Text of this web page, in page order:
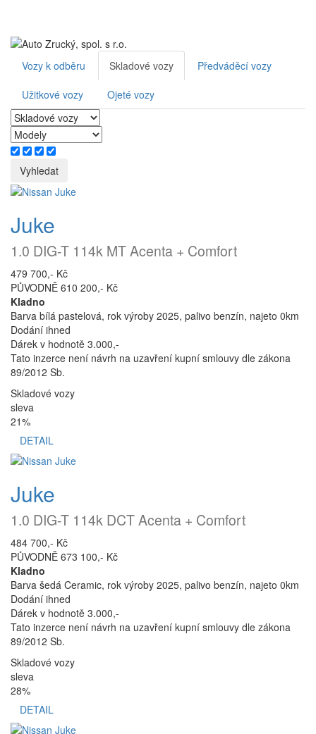
Vozy k odběru Skladové vozy Předváděcí vozy
Užitkové vozy Ojeté vozy
Juke
1.0 DIG-T 114k MT Acenta + Comfort
479 700,- Kč
PŮVODNĚ 610 200,- Kč
Kladno
Barva bílá pastelová, rok výroby 2025, palivo benzín, najeto 0km
Dodání ihned
Dárek v hodnotě 3.000,-
Tato inzerce není návrh na uzavření kupní smlouvy dle zákona
89/2012 Sb.
Skladové vozy
sleva
21%
DETAIL
Juke
1.0 DIG-T 114k DCT Acenta + Comfort
484 700,- Kč
PŮVODNĚ 673 100,- Kč
Kladno
Barva šedá Ceramic, rok výroby 2025, palivo benzín, najeto 0km
Dodání ihned
Dárek v hodnotě 3.000,-
Tato inzerce není návrh na uzavření kupní smlouvy dle zákona
89/2012 Sb.
Skladové vozy
sleva
28%
DETAIL